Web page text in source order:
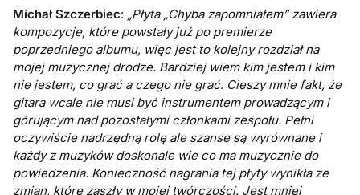
Michał Szczerbiec: „Płyta „Chyba zapomniałem” zawiera
kompozycje, które powstały już po premierze
poprzedniego albumu, więc jest to kolejny rozdział na
mojej muzycznej drodze. Bardziej wiem kim jestem i kim
nie jestem, co grać a czego nie grać. Cieszy mnie fakt, że
gitara wcale nie musi być instrumentem prowadzącym i
górującym nad pozostałymi członkami zespołu. Pełni
oczywiście nadrzędną rolę ale szanse są wyrównane i
każdy z muzyków doskonale wie co ma muzycznie do
powiedzenia. Konieczność nagrania tej płyty wynikła ze
zmian, które zaszły w mojej twórczości. Jest mniej